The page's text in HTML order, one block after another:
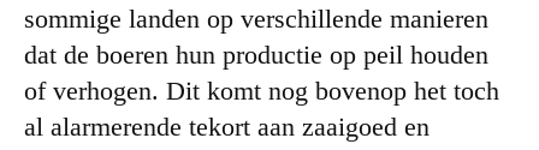
sommige landen op verschillende manieren
dat de boeren hun productie op peil houden
of verhogen. Dit komt nog bovenop het toch
al alarmerende tekort aan zaaigoed en